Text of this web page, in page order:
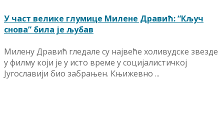
У част велике глумице Милене Дравић: “Кључ
снова” била је љубав
Милену Дравић гледале су највеће холивудске звезде
у филму који је у исто време у социјалистичкој
Југославији био забрањен. Књижевно ...